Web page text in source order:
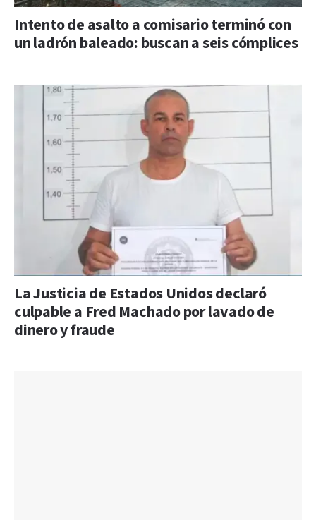
Intento de asalto a comisario terminó con
un ladrón baleado: buscan a seis cómplices
La Justicia de Estados Unidos declaró
culpable a Fred Machado por lavado de
dinero y fraude